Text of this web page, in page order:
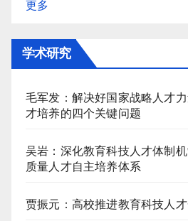
更多
学术研究
毛军发：解决好国家战略人才
才培养的四个关键问题
吴岩：深化教育科技人才体制
质量人才自主培养体系
贾振元：高校推进教育科技人